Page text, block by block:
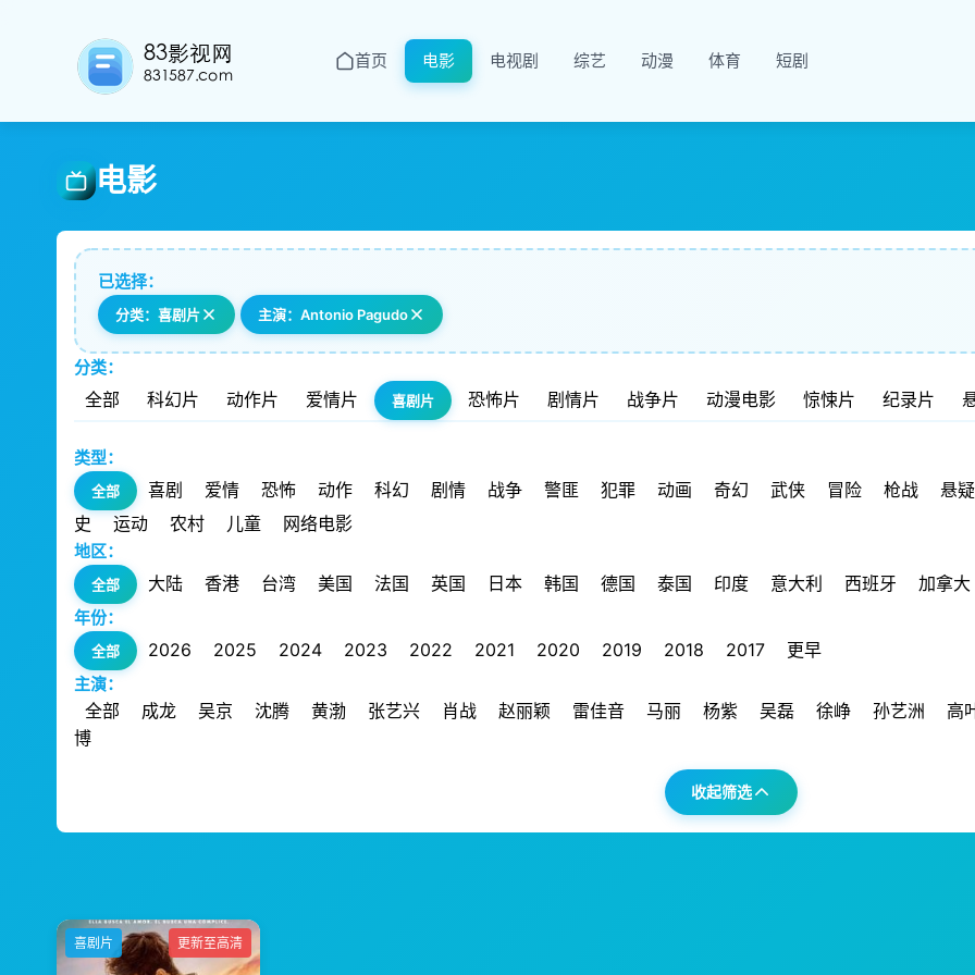
首页 电影 电视剧 综艺 动漫 体育 短剧
电影
已选择：
分类：喜剧片 主演：Antonio Pagudo
分类：
全部 科幻片 动作片 爱情片 喜剧片 恐怖片 剧情片 战争片 动漫电影 惊悚片 纪录片
类型：
全部 喜剧 爱情 恐怖 动作 科幻 剧情 战争 警匪 犯罪 动画 奇幻 武侠 冒险 枪战
悬疑
史
运动 农村 儿童 网络电影
地区：
全部 大陆 香港 台湾 美国 法国 英国 日本 韩国 德国 泰国 印度 意大利 西班牙 加拿大
年份：
全部 2026 2025 2024 2023 2022 2021 2020 2019 2018 2017 更早
主演：
全部 成龙 吴京 沈腾 黄渤 张艺兴 肖战 赵丽颖 雷佳音 马丽 杨紫 吴磊 徐峥 孙艺洲
高
博
收起筛选
喜剧片 更新至高清